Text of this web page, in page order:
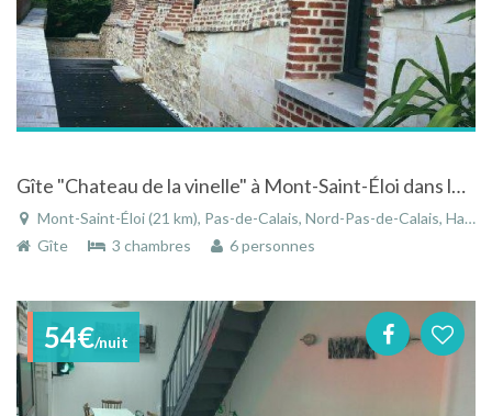
Gîte "Chateau de la vinelle" à Mont-Saint-Éloi dans le Pas-de-Calais au centre du village
Mont-Saint-Éloi (21 km), Pas-de-Calais, Nord-Pas-de-Calais, Hauts-de-France, France
Gîte
3 chambres 6 personnes
54€/nuit